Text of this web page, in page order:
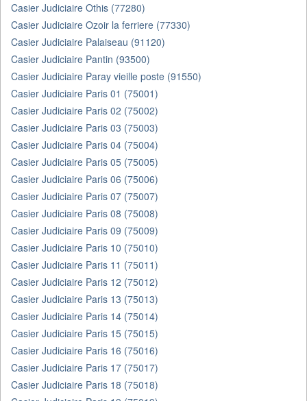
Casier Judiciaire Othis (77280)
Casier Judiciaire Ozoir la ferriere (77330)
Casier Judiciaire Palaiseau (91120)
Casier Judiciaire Pantin (93500)
Casier Judiciaire Paray vieille poste (91550)
Casier Judiciaire Paris 01 (75001)
Casier Judiciaire Paris 02 (75002)
Casier Judiciaire Paris 03 (75003)
Casier Judiciaire Paris 04 (75004)
Casier Judiciaire Paris 05 (75005)
Casier Judiciaire Paris 06 (75006)
Casier Judiciaire Paris 07 (75007)
Casier Judiciaire Paris 08 (75008)
Casier Judiciaire Paris 09 (75009)
Casier Judiciaire Paris 10 (75010)
Casier Judiciaire Paris 11 (75011)
Casier Judiciaire Paris 12 (75012)
Casier Judiciaire Paris 13 (75013)
Casier Judiciaire Paris 14 (75014)
Casier Judiciaire Paris 15 (75015)
Casier Judiciaire Paris 16 (75016)
Casier Judiciaire Paris 17 (75017)
Casier Judiciaire Paris 18 (75018)